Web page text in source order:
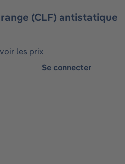
(CLF) antistatique
les prix
Se connecter